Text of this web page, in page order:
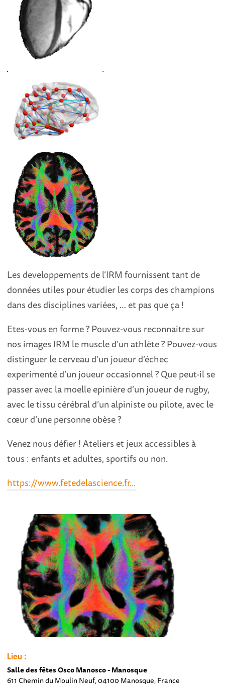
Les developpements de l’IRM fournissent tant de
données utiles pour étudier les corps des champions
dans des disciplines variées, … et pas que ça !
Etes-vous en forme ? Pouvez-vous reconnaitre sur
nos images IRM le muscle d’un athlète ? Pouvez-vous
distinguer le cerveau d’un joueur d’échec
experimenté d’un joueur occasionnel ? Que peut-il se
passer avec la moelle epinière d’un joueur de rugby,
avec le tissu cérébral d’un alpiniste ou pilote, avec le
cœur d’une personne obèse ?
Venez nous défier ! Ateliers et jeux accessibles à
tous : enfants et adultes, sportifs ou non.
https://www.fetedelascience.fr...
Lieu :
Salle des fêtes Osco Manosco - Manosque
611 Chemin du Moulin Neuf, 04100 Manosque, France